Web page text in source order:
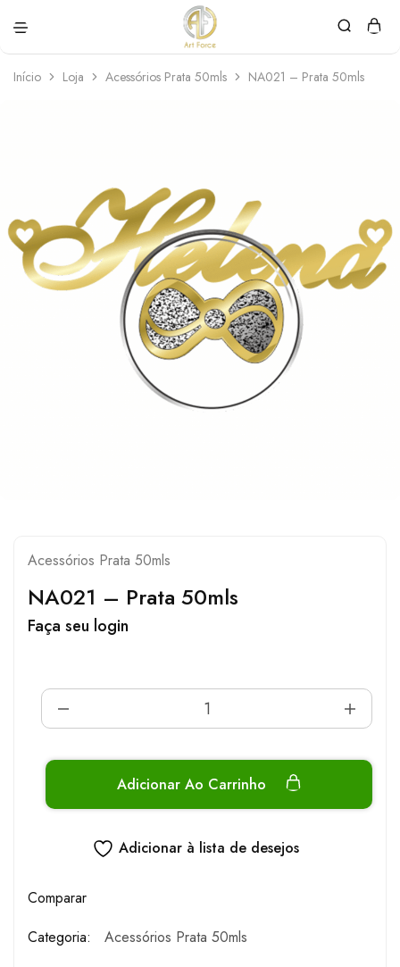
Force
personalizadas
Início Loja Acessórios Prata 50mls NA021 – Prata 50mls
Acessórios Prata 50mls
NA021 – Prata 50mls
Faça seu login
Adicionar Ao Carrinho
Adicionar à lista de desejos
Comparar
Categoria:
Acessórios Prata 50mls